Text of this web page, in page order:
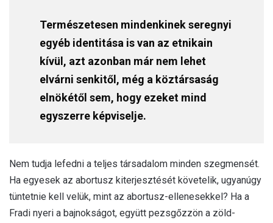
Természetesen mindenkinek seregnyi
egyéb identitása is van az etnikain
kívül, azt azonban már nem lehet
elvárni senkitől, még a köztársaság
elnökétől sem, hogy ezeket mind
egyszerre képviselje.
Nem tudja lefedni a teljes társadalom minden szegmensét.
Ha egyesek az abortusz kiterjesztését követelik, ugyanúgy
tüntetnie kell velük, mint az abortusz-ellenesekkel? Ha a
Fradi nyeri a bajnokságot, együtt pezsgőzzön a zöld-